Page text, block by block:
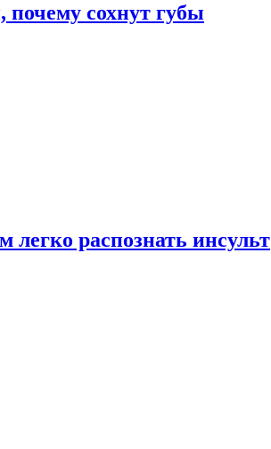
сохнут губы
распознать инсульт